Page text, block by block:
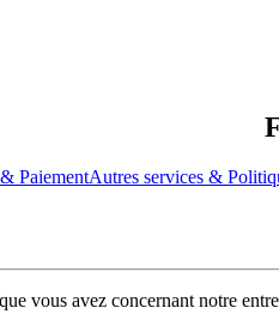
PaiementAutres services &
vous avez concernant notre